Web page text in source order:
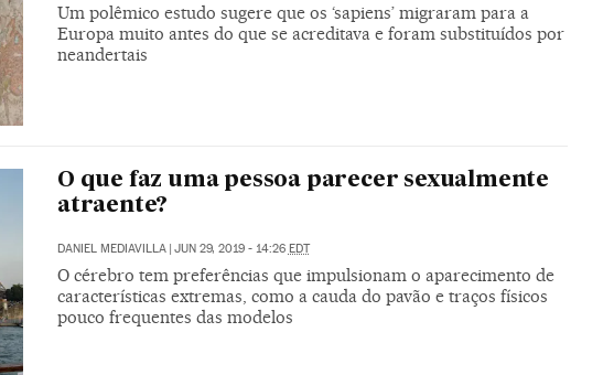
Um polêmico estudo sugere que os ‘sapiens’ migraram para a
Europa muito antes do que se acreditava e foram substituídos por
neandertais
O que faz uma pessoa parecer sexualmente
atraente?
DANIEL MEDIAVILLA JUN 29, 2019 - 14:26 EDT
O cérebro tem preferências que impulsionam o aparecimento de
características extremas, como a cauda do pavão e traços físicos
pouco frequentes das modelos